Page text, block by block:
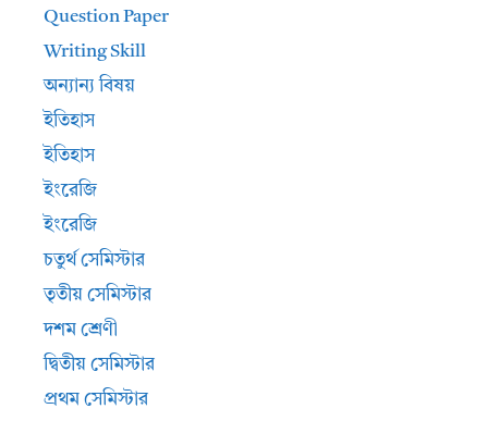
Question Paper
Writing Skill
অন্যান্য বিষয়
ইতিহাস
ইতিহাস
ইংরেজি
ইংরেজি
চতুর্থ সেমিস্টার
তৃতীয় সেমিস্টার
দশম শ্রেণী
দ্বিতীয় সেমিস্টার
প্রথম সেমিস্টার